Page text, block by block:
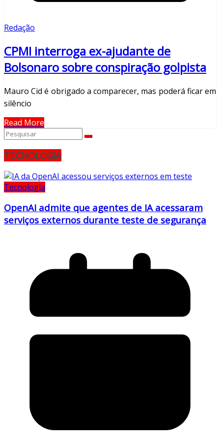
Redação
CPMI interroga ex-ajudante de
Bolsonaro sobre conspiração golpista
Mauro Cid é obrigado a comparecer, mas poderá ficar em
silêncio
Read More
TECNOLOGIA
Tecnologia
OpenAI admite que agentes de IA acessaram
serviços externos durante teste de segurança